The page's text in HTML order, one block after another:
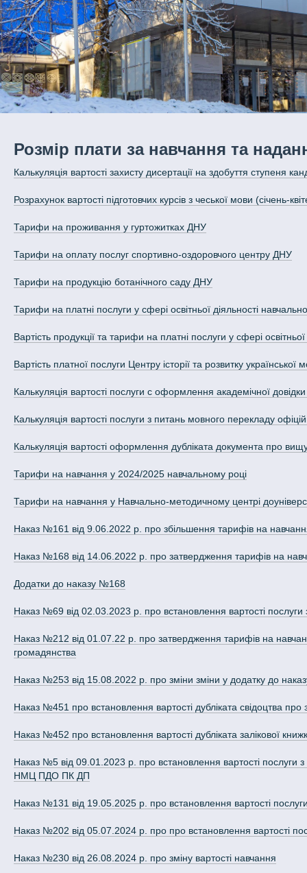
Розмір плати за навчання та
Калькуляція вартості захисту дисертації на здобуття ступеня
Розрахунок вартості підготовчих курсів з чеської мови (січень-
Тарифи на проживання у гуртожитках ДНУ
Тарифи на оплату послуг спортивно-оздоровчого центру ДНУ
Тарифи на продукцію ботанічного саду ДНУ
Тарифи на платні послуги у сфері освітньої діяльності
Вартість продукції та тарифи на платні послуги у сфері
Вартість платної послуги Центру історії та розвитку української
Калькуляція вартості послуги с оформлення академічної
Калькуляція вартості послуги з питань мовного перекладу
Калькуляція вартості оформлення дубліката документа про
Тарифи на навчання у 2024/2025 навчальному році
Тарифи на навчання у Навчально-методичному центрі
Наказ №161 від 9.06.2022 р. про збільшення тарифів на
Наказ №168 від 14.06.2022 р. про затвердження тарифів на
Додатки до наказу №168
Наказ №69 від 02.03.2023 р. про встановлення вартості послуги
Наказ №212 від 01.07.22 р. про затвердження тарифів на
громадянства
Наказ №253 від 15.08.2022 р. про зміни зміни у додатку до
Наказ №451 про встановлення вартості дубліката свідоцтва
Наказ №452 про встановлення вартості дубліката залікової
Наказ №5 від 09.01.2023 р. про встановлення вартості послуги з
НМЦ ПДО ПК ДП
Наказ №131 від 19.05.2025 р. про встановлення вартості
Наказ №202 від 05.07.2024 р. про про встановлення вартості
Наказ №230 від 26.08.2024 р. про зміну вартості навчання